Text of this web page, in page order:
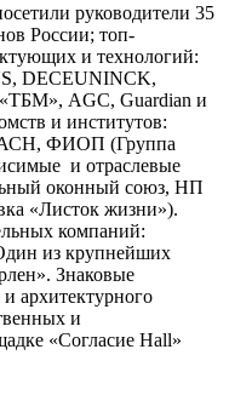
руководители 35
России; топ-
и технологий:
DECEUNINCK,
AGC, Guardian и
и институтов:
ФИОП (Группа
и отраслевые
оконный союз, НП
«Листок жизни»).
компаний:
из крупнейших
Знаковые
архитектурного
и
«Согласие Hall»